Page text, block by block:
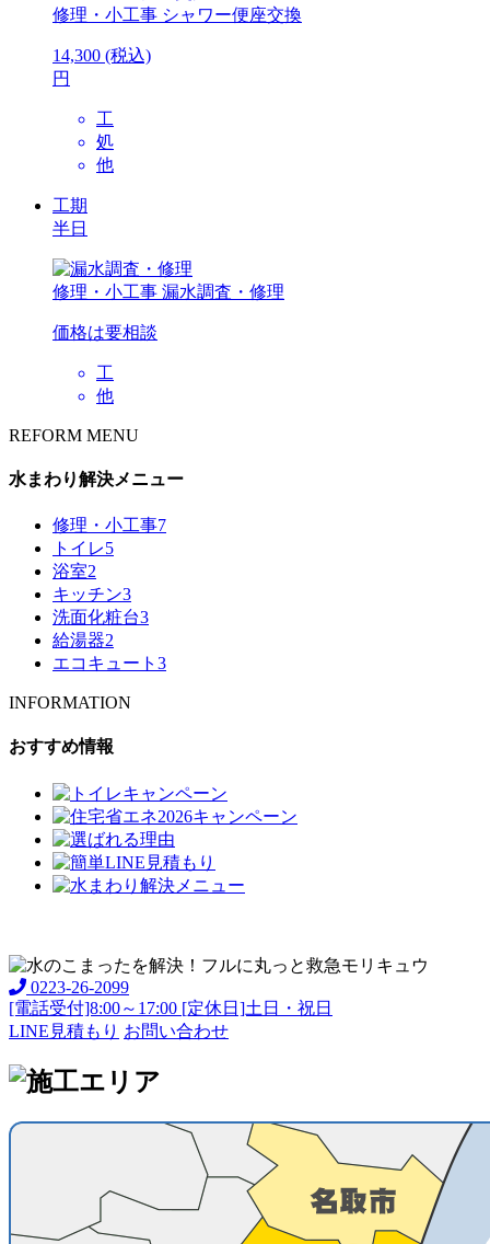
修理・小工事 シャワー便座交換
14,300 (税込)
円
工
処
他
工期
半日
修理・小工事 漏水調査・修理
価格は要相談
工
他
REFORM MENU
水まわり解決メニュー
修理・小工事7
トイレ5
浴室2
キッチン3
洗面化粧台3
給湯器2
エコキュート 3
INFORMATION
おすすめ情報
0223-26-2099
[電話受付]8:00～17:00 [定休日]土日・祝日
LINE見積もり お問い合わせ